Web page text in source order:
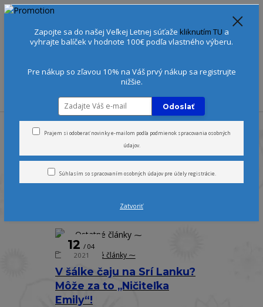
EUR
+421 905 378 103 (Po-Ne, 9-21 hod.)
Úvod Blog
Blog
strana
V šálke čaju na Srí Lanku?
Môže za to „Ničiteľka
Emily“!
12
04
2021
⁓ Ostatné články ⁓
Zapojte sa do našej Veľkej Letnej súťaže kliknutím TU a
vyhrajte balíček v hodnote 100€ podľa vlastného výberu.
Pre nákup so zľavou 10% na Váš prvý nákup sa registrujte
nižšie.
Odoslať
Prajem si odoberať novinky e-mailom podľa podmienok spracovania osobných
údajov.
Súhlasím so spracovaním osobných údajovpre účely registrácie.
Zatvoriť